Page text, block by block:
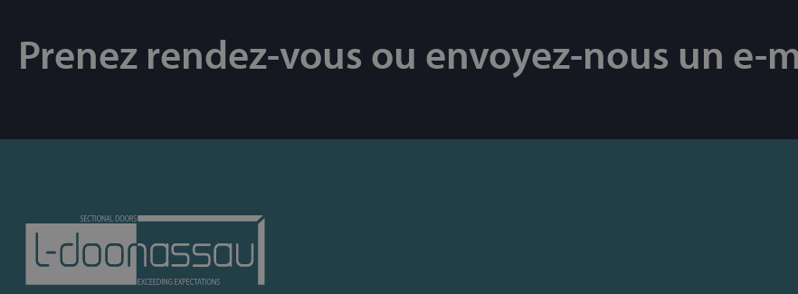
Prenez rendez-vous ou envoyez-nous un e-